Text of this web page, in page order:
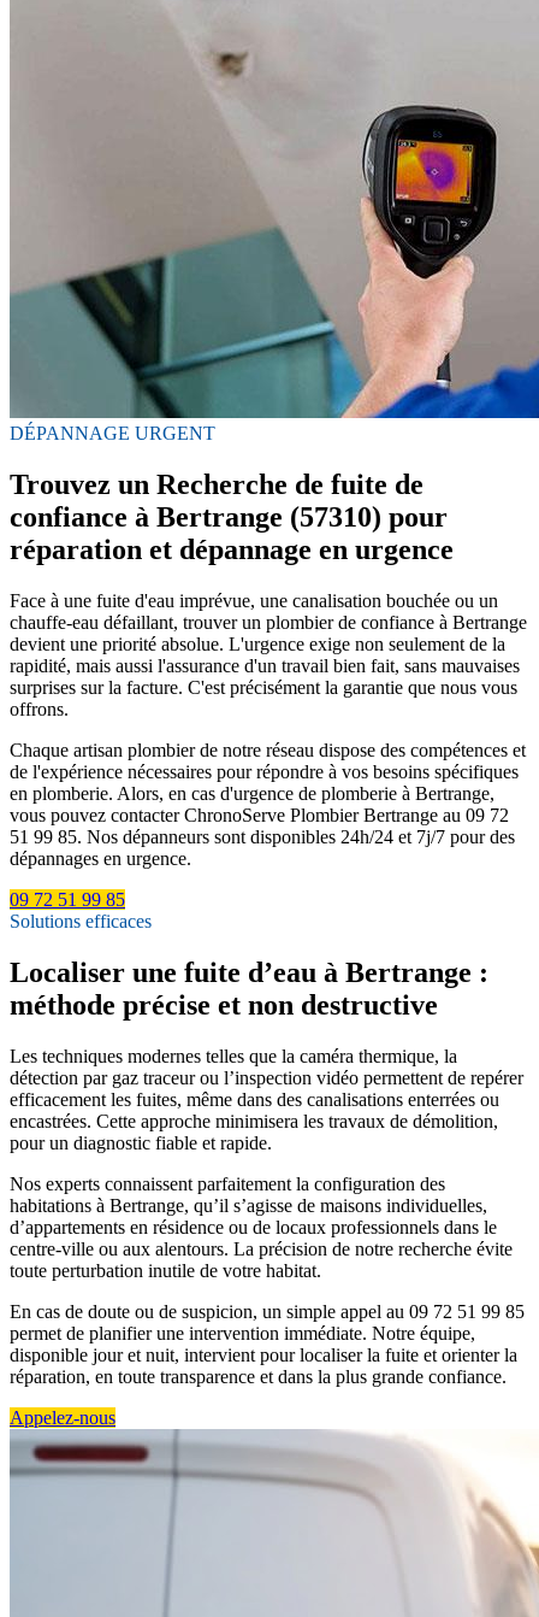
DÉPANNAGE URGENT
Trouvez un Recherche de fuite de
confiance à Bertrange (57310) pour
réparation et dépannage en urgence
Face à une fuite d'eau imprévue, une canalisation bouchée ou un
chauffe-eau défaillant, trouver un plombier de confiance à Bertrange
devient une priorité absolue. L'urgence exige non seulement de la
rapidité, mais aussi l'assurance d'un travail bien fait, sans mauvaises
surprises sur la facture. C'est précisément la garantie que nous vous
offrons.
Chaque artisan plombier de notre réseau dispose des compétences et
de l'expérience nécessaires pour répondre à vos besoins spécifiques
en plomberie. Alors, en cas d'urgence de plomberie à Bertrange,
vous pouvez contacter ChronoServe Plombier Bertrange au 09 72
51 99 85. Nos dépanneurs sont disponibles 24h/24 et 7j/7 pour des
dépannages en urgence.
09 72 51 99 85
Solutions efficaces
Localiser une fuite d’eau à Bertrange :
méthode précise et non destructive
Les techniques modernes telles que la caméra thermique, la
détection par gaz traceur ou l’inspection vidéo permettent de repérer
efficacement les fuites, même dans des canalisations enterrées ou
encastrées. Cette approche minimisera les travaux de démolition,
pour un diagnostic fiable et rapide.
Nos experts connaissent parfaitement la configuration des
habitations à Bertrange, qu’il s’agisse de maisons individuelles,
d’appartements en résidence ou de locaux professionnels dans le
centre-ville ou aux alentours. La précision de notre recherche évite
toute perturbation inutile de votre habitat.
En cas de doute ou de suspicion, un simple appel au 09 72 51 99 85
permet de planifier une intervention immédiate. Notre équipe,
disponible jour et nuit, intervient pour localiser la fuite et orienter la
réparation, en toute transparence et dans la plus grande confiance.
Appelez-nous